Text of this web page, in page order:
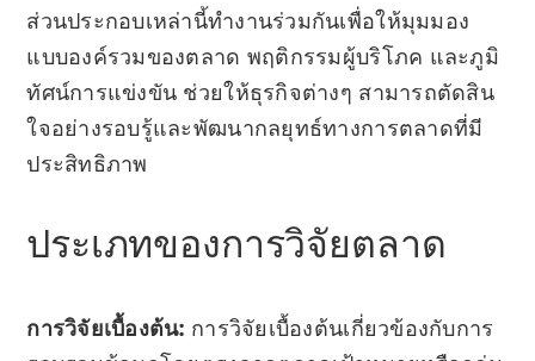
ส่วนประกอบเหล่านี้ทำงานร่วมกันเพื่อให้มุมมอง
แบบองค์รวมของตลาด พฤติกรรมผู้บริโภค และภูมิ
ทัศน์การแข่งขัน ช่วยให้ธุรกิจต่างๆ สามารถตัดสิน
ใจอย่างรอบรู้และพัฒนากลยุทธ์ทางการตลาดที่มี
ประสิทธิภาพ
ประเภทของการวิจัยตลาด
การวิจัยเบื้องต้น: การวิจัยเบื้องต้นเกี่ยวข้องกับการ